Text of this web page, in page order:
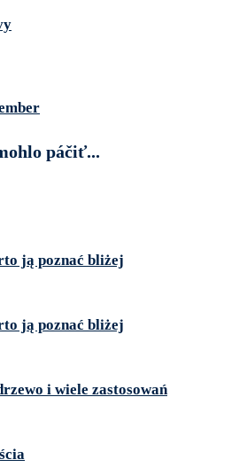
páčiť...
ją poznać bliżej
ją poznać bliżej
i wiele zastosowań